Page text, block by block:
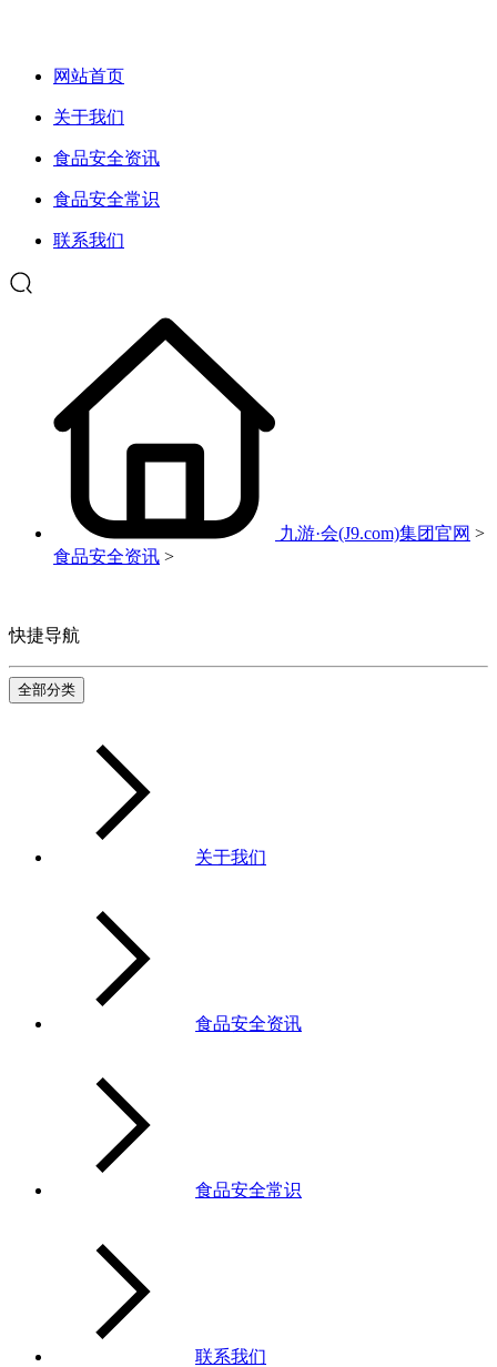
网站首页
关于我们
食品安全资讯
食品安全常识
联系我们
九游·会(J9.com)集团官网 >
食品安全资讯 >
快捷导航
全部分类
关于我们
食品安全资讯
食品安全常识
联系我们